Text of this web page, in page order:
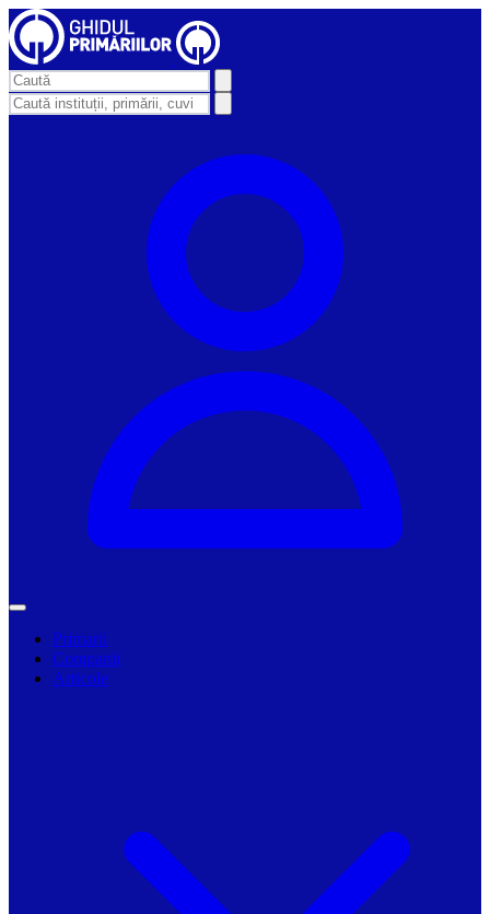
Primarii
Companii
Articole